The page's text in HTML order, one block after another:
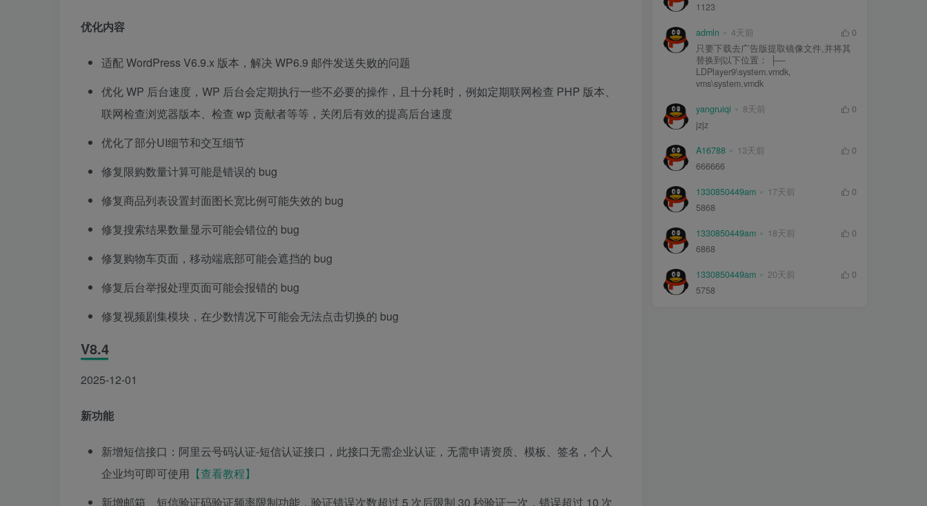
优化内容
适配 WordPress V6.9.x 版本，解决 WP6.9 邮件发送失败的问题
优化 WP 后台速度，WP 后台会定期执行一些不必要的操作，且十分耗时，例如定期联网检查 PHP 版本、
联网检查浏览器版本、检查 wp 贡献者等等，关闭后有效的提高后台速度
优化了部分UI细节和交互细节
修复限购数量计算可能是错误的 bug
修复商品列表设置封面图长宽比例可能失效的 bug
修复搜索结果数量显示可能会错位的 bug
修复购物车页面，移动端底部可能会遮挡的 bug
修复后台举报处理页面可能会报错的 bug
修复视频剧集模块，在少数情况下可能会无法点击切换的 bug
V8.4
2025-12-01
新功能
新增短信接口：阿里云号码认证-短信认证接口，此接口无需企业认证，无需申请资质、模板、签名，个人
企业均可即可使用 【查看教程】
新增邮箱、短信验证码验证频率限制功能，验证错误次数超过 5 次后限制 30 秒验证一次，错误超过 10 次
1123
admln 4天前
0
只要下载去广告版提取镜像文件,并将其
替换到以下位置： ├—
LDPlayer9\system.vmdk,
vms\system.vmdk
yangruiqi 8天前
0
jzjz
A16788 13天前
0
666666
1330850449am 17天前
0
5868
1330850449am 18天前
0
6868
1330850449am 20天前
0
5758